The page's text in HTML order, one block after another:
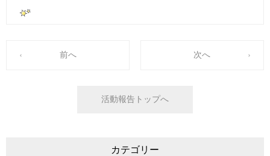
前へ 次へ
活動報告トップへ
カテゴリー